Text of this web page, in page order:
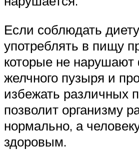
Если соблюдать
употреблять в пищу
которые не
желчного пузыря и
избежать различных
позволит организму
нормально, а
здоровым.